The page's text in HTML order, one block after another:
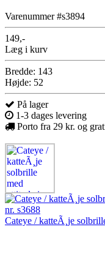
Varenummer #s3894
149,-
Læg i kurv
Bredde: 143
Højde: 52
På lager
1-3 dages levering
Porto fra 29 kr. og
Cateye / katteÃ¸je